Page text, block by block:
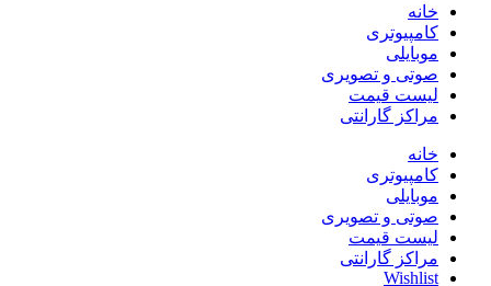
خانه
کامپیوتری
موبایلی
صوتی و تصویری
لیست قیمت
مراکز گارانتی
خانه
کامپیوتری
موبایلی
صوتی و تصویری
لیست قیمت
مراکز گارانتی
Wishlist